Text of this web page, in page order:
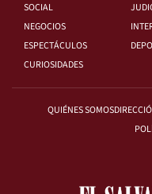
SOCIAL
NEGOCIOS
ESPECTÁCULOS
CURIOSIDADES
QUIÉNES SOMOS